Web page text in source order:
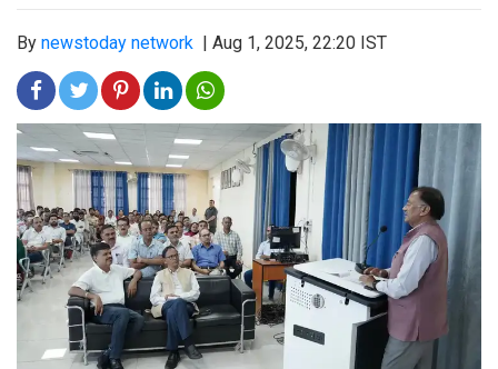
By newstoday network Aug 1, 2025, 22:20 IST